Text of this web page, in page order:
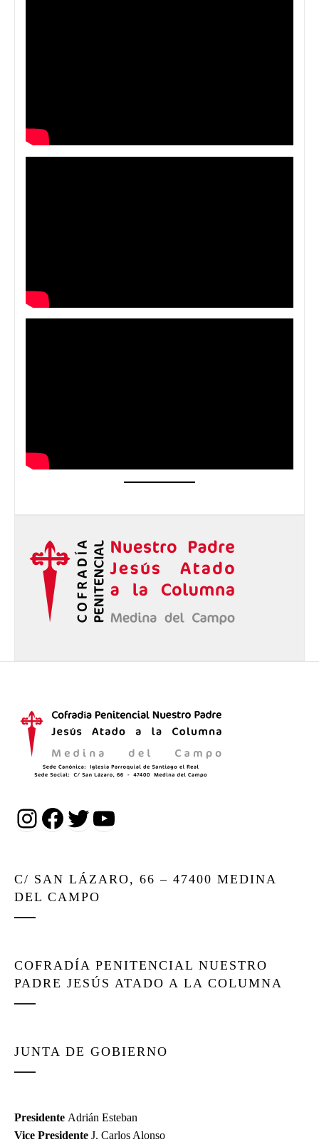
Instagram
Facebook
Twitter
YouTube
C/ SAN LÁZARO, 66 – 47400 MEDINA
DEL CAMPO
COFRADÍA PENITENCIAL NUESTRO
PADRE JESÚS ATADO A LA COLUMNA
JUNTA DE GOBIERNO
Presidente Adrián Esteban
Vice Presidente J. Carlos Alonso